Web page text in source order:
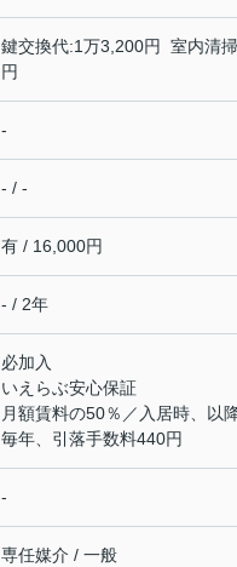
鍵交換代:1万3,200円 室内清
円
-
- / -
有 / 16,000円
- / 2年
必加入
いえらぶ安心保証
月額賃料の50％／入居時、以
毎年、引落手数料440円
-
専任媒介 / 一般